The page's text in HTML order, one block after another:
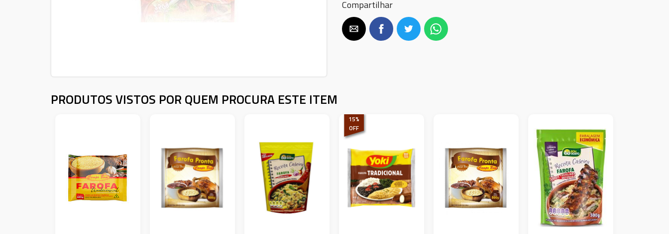
Compartilhar
PRODUTOS VISTOS POR QUEM PROCURA ESTE ITEM
15%
OFF